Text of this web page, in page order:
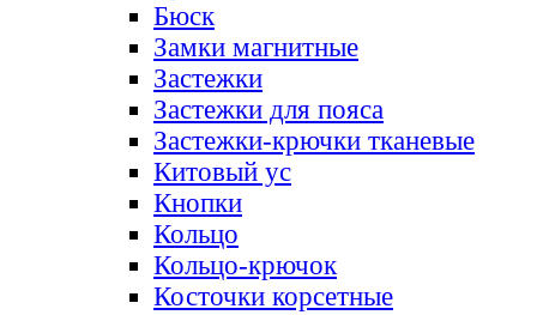
Бюск
Замки магнитные
Застежки
Застежки для пояса
Застежки-крючки тканевые
Китовый ус
Кнопки
Кольцо
Кольцо-крючок
Косточки корсетные